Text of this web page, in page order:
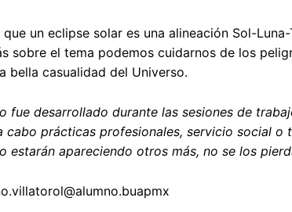
un eclipse solar es una alineación Sol-
sobre el tema podemos cuidarnos de los
bella casualidad del Universo.
fue desarrollado durante las sesiones de
cabo prácticas profesionales, servicio social o
estarán apareciendo otros más, no se los